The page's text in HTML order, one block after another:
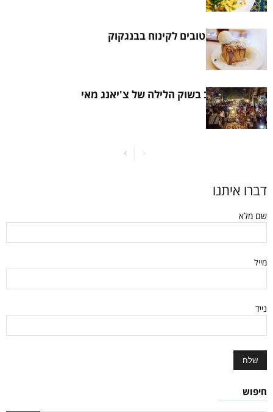
המקומות הכי טובים לקינוח בבנגקוק
האוכל הכי טוב בשוק הלילה של צ'יאנג מאי
דברו איתנו
שם מלא
מייל
נייד
חיפוש